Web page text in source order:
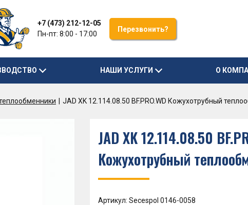
+7 (473) 212-12-05
Пн-пт: 8:00 - 17:00
Перезвонить?
НАШИ УСЛУГИ О
JAD XK 12.114.08.50 BF.PRO.WD Кожухотрубный
JAD XK 12.114.08.50
Кожухотрубный
Артикул: Secespol 0146-0058